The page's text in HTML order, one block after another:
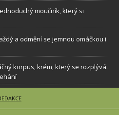
moučník, který si
a odmění se jemnou omáčkou i
korpus, krém, který se rozplývá.